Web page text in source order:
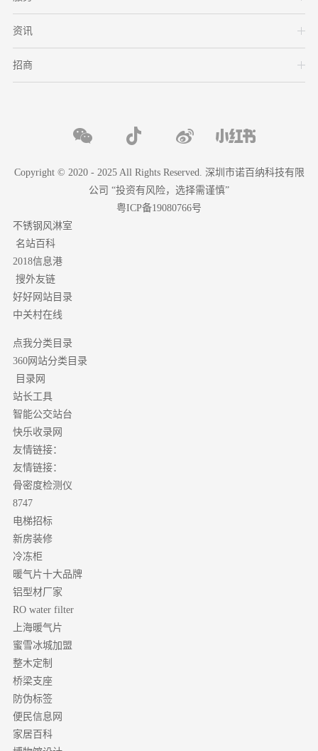
资讯
招商
Copyright © 2020 - 2025 All Rights Reserved. 深圳市诺百纳科技有限
公司 “投资有风险，选择需谨慎”
粤ICP备19080766号
不锈钢风淋室
名站百科
2018信息港
搜外友链
好好网站目录
中关村在线
点我分类目录
360网站分类目录
目录网
站长工具
智能公交站台
快乐收录网
友情链接：
友情链接：
骨密度检测仪
8747
电梯招标
新房装修
冷冻柜
暖气片十大品牌
铝型材厂家
RO water filter
上海暖气片
蜜雪冰城加盟
整木定制
桥梁支座
防伪标签
便民信息网
家居百科